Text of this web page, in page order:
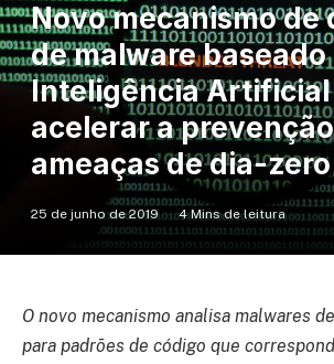
Novo mecanismo de
de malware baseado
Inteligência Artificial
acelerar a
ameaças de dia-zero
25 de junho de 2019 4 Mins de leitura
O novo mecanismo analisa malwares
para padrões de código que